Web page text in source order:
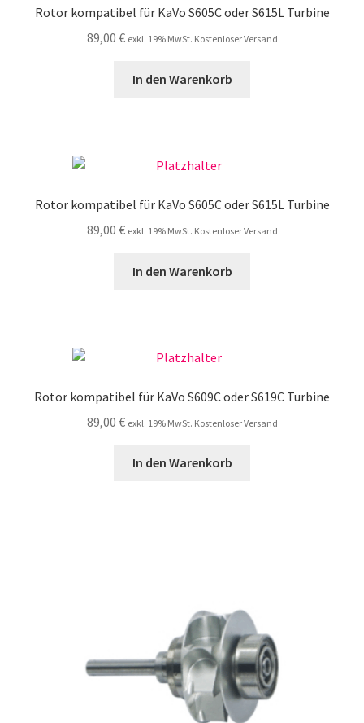
Rotor kompatibel für KaVo S605C oder S615L Turbine
89,00 € exkl. 19% MwSt. Kostenloser Versand
In den Warenkorb
Rotor kompatibel für KaVo S605C oder S615L Turbine
89,00 € exkl. 19% MwSt. Kostenloser Versand
In den Warenkorb
Rotor kompatibel für KaVo S609C oder S619C Turbine
89,00 € exkl. 19% MwSt. Kostenloser Versand
In den Warenkorb